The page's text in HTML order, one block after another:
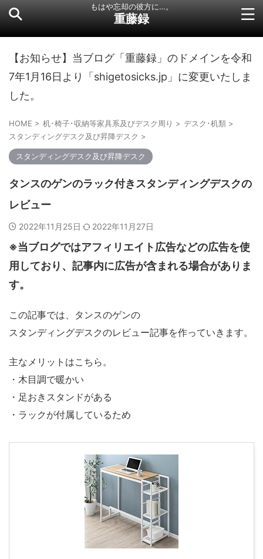
もはや忘却の彼方に…。
重藤録
【お知らせ】当ブログ「重藤録」のドメインを令和
7年1月16日より「shigetosicks.jp」に変更いたしま
した。
HOME > 机･椅子･収納等家具系及びデスク周り > デスク･机類 >
スタンディングデスク及び昇降デスク >
スタンディングデスク及び昇降デスク
タンスのゲンのラック付きスタンディングデスクの
レビュー
2022年11月25日 2022年11月27日
※当ブログではアフィリエイト広告などの広告を使
用しており、記事内に広告が含まれる場合がありま
す。
この記事では、タンスのゲンの
スタンディングデスクのレビュー記事を作っていきます。
主なメリットはこちら。
・木目調で暖かい
・足おきスタンドがある
・ラックが付属しているため